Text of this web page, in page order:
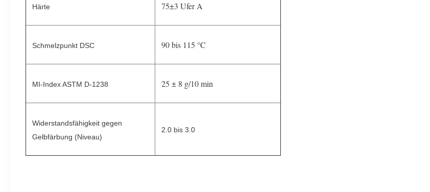
Härte 75±3 Ufer A
Schmelzpunkt DSC 90 bis 115 °C
MI-Index ASTM D-1238 25 ± 8 g/10 min
Widerstandsfähigkeit gegen
Gelbfärbung (Niveau)
2.0 bis 3.0